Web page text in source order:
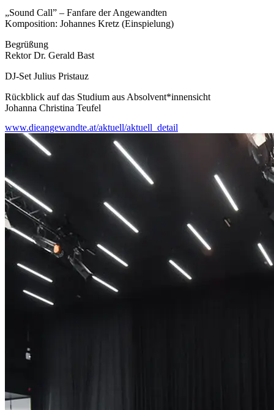
„Sound Call” – Fanfare der Angewandten
Komposition: Johannes Kretz (Einspielung)
Begrüßung
Rektor Dr. Gerald Bast
DJ-Set Julius Pristauz
Rückblick auf das Studium aus Absolvent*innensicht
Johanna Christina Teufel
Überreichung der Urkunden
Preisverleihung
Architektur
Art & Science
Bildende Kunst
Bühnengestaltung
Cross-Disciplinary Strategies
Design
Industrial Design
Medienkunst
Konservierung und Restaurierung
Social Design – Arts as Urban Innovation
Sprachkunst
TransArts –Transdisziplinäre Kunst
Doktoratsstudium der Naturwissenschaften
Doktoratsstudium der technischen Wissenschaften
www.dieangewandte.at/aktuell/aktuell_detail